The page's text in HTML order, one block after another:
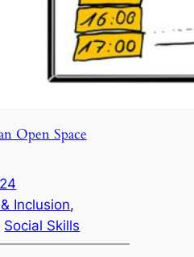
Open Space
Inclusion
Social Skills